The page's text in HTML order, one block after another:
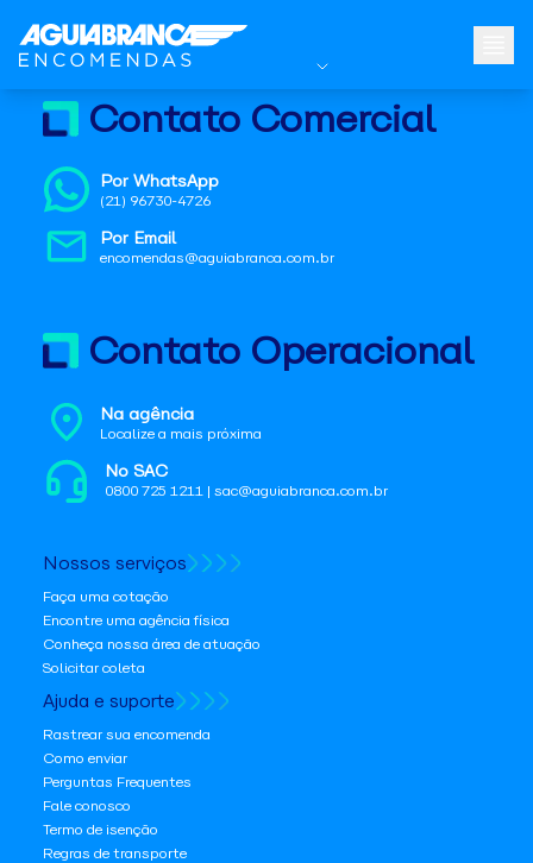
Contato Comercial
Por WhatsApp
(21) 96730-4726
Por Email
encomendas@aguiabranca.com.br
Contato Operacional
Na agência
Localize a mais próxima
No SAC
0800 725 1211 | sac@aguiabranca.com.br
Nossos serviços
Faça uma cotação
Encontre uma agência física
Conheça nossa área de atuação
Solicitar coleta
Ajuda e suporte
Rastrear sua encomenda
Como enviar
Perguntas Frequentes
Fale conosco
Termo de isenção
Regras de transporte